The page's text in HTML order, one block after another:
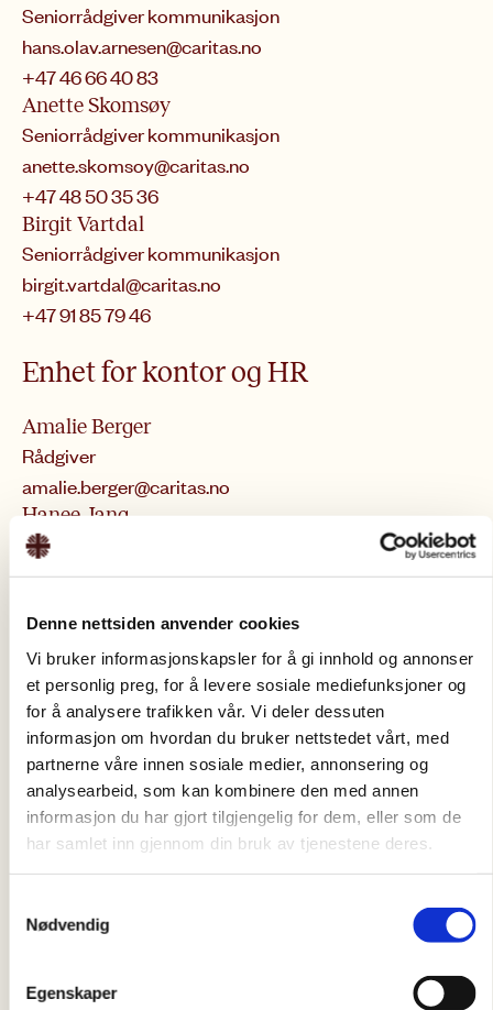
Denne nettsiden anvender cookies
Vi bruker informasjonskapsler for å gi innhold og annonser
et personlig preg, for å levere sosiale mediefunksjoner og
for å analysere trafikken vår. Vi deler dessuten
informasjon om hvordan du bruker nettstedet vårt, med
partnerne våre innen sosiale medier, annonsering og
analysearbeid, som kan kombinere den med annen
informasjon du har gjort tilgjengelig for dem, eller som de
har samlet inn gjennom din bruk av tjenestene deres.
Nødvendig
Egenskaper
Seniorrådgiver kommunikasjon
hans.olav.arnesen@caritas.no
+47 46 66 40 83
Anette Skomsøy
Seniorrådgiver kommunikasjon
anette.skomsoy@caritas.no
+47 48 50 35 36
Birgit Vartdal
Seniorrådgiver kommunikasjon
birgit.vartdal@caritas.no
+47 91 85 79 46
Enhet for kontor og HR
Amalie Berger
Rådgiver
amalie.berger@caritas.no
Hanee Jang
Rådgiver
hanee.jang@caritas.no
Seniorrådgiver organisasjon og complianc
e
ingrid.roe@caritas.no
Regnskap og kontroll
Muhammad Tariq
Controller
Controller
Albee Marie Blasquez